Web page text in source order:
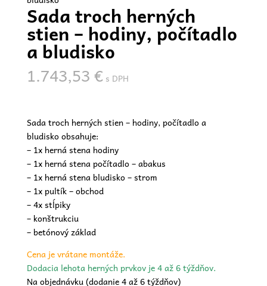
Sada troch herných
stien – hodiny, počítadlo
a bludisko
1.743,53€ s DPH
Sada troch herných stien – hodiny, počítadlo a
bludisko obsahuje:
– 1x herná stena hodiny
– 1x herná stena počítadlo – abakus
– 1x herná stena bludisko – strom
– 1x pultík – obchod
– 4x stĺpiky
– konštrukciu
– betónový základ
Cena je vrátane montáže.
Dodacia lehota herných prvkov je 4 až 6 týždňov.
Na objednávku (dodanie 4 až 6 týždňov)